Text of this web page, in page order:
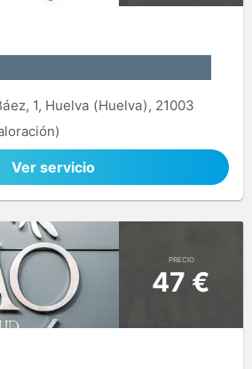
1, Huelva (Huelva), 21003
Ver servicio
PRECIO
47 €